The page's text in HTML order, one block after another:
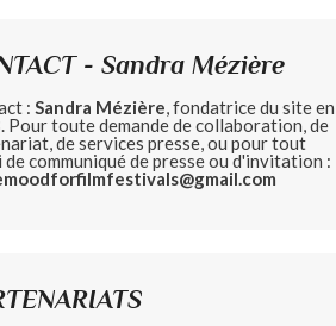
- Sandra Mézière
: Sandra Mézière, fondatrice du site en
Pour toute demande de collaboration, de
de services presse, ou pour tout
de communiqué de presse ou d'invitation :